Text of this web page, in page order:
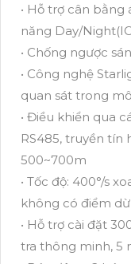
• Hỗ trợ cân
năng Day/
• Chống ngược
• Công nghệ
quan sát trong
• Điều khiển qua
RS485, truyền tín
500~700m
• Tốc độ: 400°/s
không có điểm
• Hỗ trợ cài đặt
tra thông minh, 5